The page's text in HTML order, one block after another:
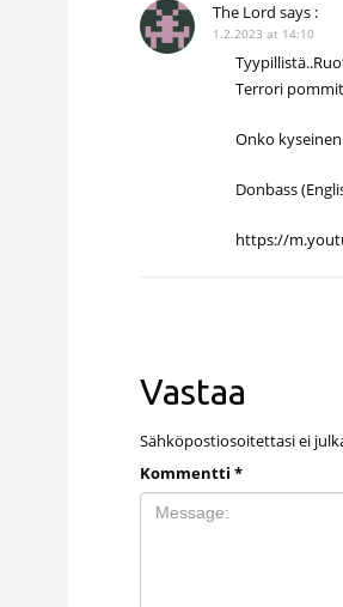
The Lord says :
1.2.2023 at 14:10
Terrori
Onko
Donbass
https://
Vastaa
Sähköpostiosoitettasi ei
Kommentti *